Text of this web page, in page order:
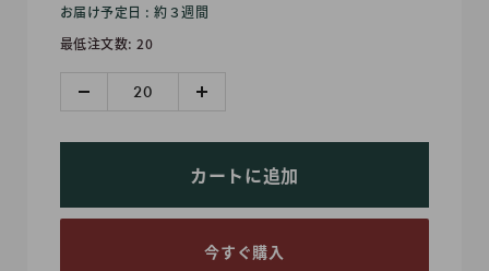
価
格
お届け予定日 : 約３週間
最低注文数: 20
カートに追加
今すぐ購入